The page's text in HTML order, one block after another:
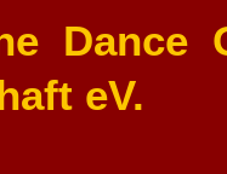
Dance
eV.